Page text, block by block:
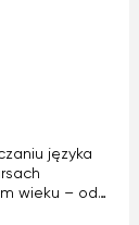
języka
wieku – od
mi na